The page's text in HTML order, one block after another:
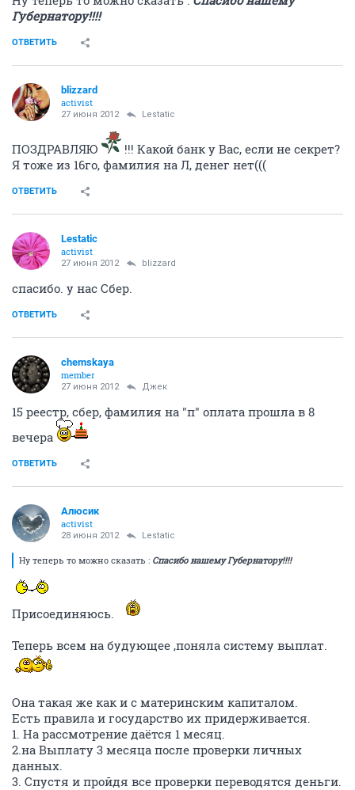
Губернатору!!!!
ОТВЕТИТЬ
blizzard
activist
27 июня 2012 Lestatic
ПОЗДРАВЛЯЮ
!!! Какой банк у Вас, если не секрет?
Я тоже из 16го, фамилия на Л, денег нет(((
ОТВЕТИТЬ
Lestatic
activist
27 июня 2012 blizzard
спасибо. у нас Сбер.
ОТВЕТИТЬ
chemskaya
member
27 июня 2012 Джек
15 реестр, сбер, фамилия на "п" оплата прошла в 8
вечера
ОТВЕТИТЬ
Алюсик
activist
28 июня 2012 Lestatic
Ну теперь то можно сказать : Спасибо нашему Губернатору!!!!
Присоединяюсь.
Теперь всем на будующее ,поняла систему выплат.
Она такая же как и с материнским капиталом.
Есть правила и государство их придерживается.
1. На рассмотрение даётся 1 месяц.
2.на Выплату 3 месяца после проверки личных
данных.
3. Спустя и пройдя все проверки переводятся деньги.